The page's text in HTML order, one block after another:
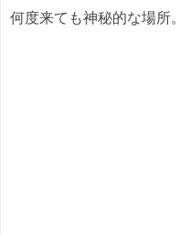
何度来ても神秘的な場所。